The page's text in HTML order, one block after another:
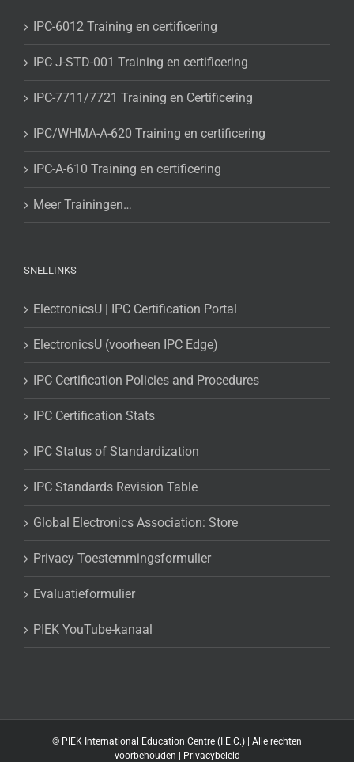
IPC-6012 Training en certificering
IPC J-STD-001 Training en certificering
IPC-7711/7721 Training en Certificering
IPC/WHMA-A-620 Training en certificering
IPC-A-610 Training en certificering
Meer Trainingen…
SNELLINKS
ElectronicsU | IPC Certification Portal
ElectronicsU (voorheen IPC Edge)
IPC Certification Policies and Procedures
IPC Certification Stats
IPC Status of Standardization
IPC Standards Revision Table
Global Electronics Association: Store
Privacy Toestemmingsformulier
Evaluatieformulier
PIEK YouTube-kanaal
© PIEK International Education Centre (I.E.C.) | Alle rechten
voorbehouden |
Privacybeleid